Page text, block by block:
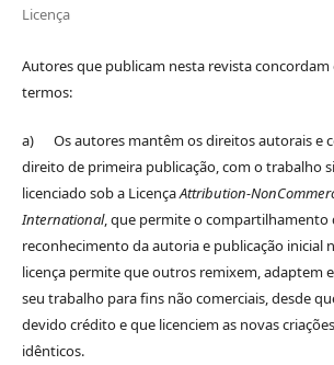
Licença
Autores que publicam nesta revista
termos:
a) Os autores mantêm os direitos autorais e
direito de primeira publicação, com o trabalho
licenciado sob a LicençaAttribution-
International, que permite o compartilhamento
reconhecimento da autoria e publicação inicial
licença permite que outros remixem, adaptem
seu trabalho para fins não comerciais, desde
devido crédito e que licenciem as novas
idênticos.